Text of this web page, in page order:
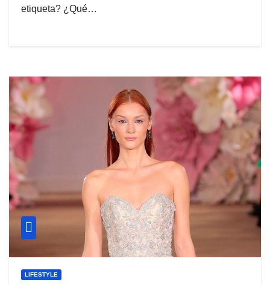
etiqueta? ¿Qué…
LIFESTYLE